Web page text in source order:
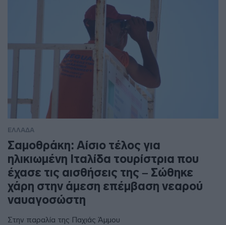
ΕΛΛΑΔΑ
Σαμοθράκη: Αίσιο τέλος για
ηλικιωμένη Ιταλίδα τουρίστρια που
έχασε τις αισθήσεις της – Σώθηκε
χάρη στην άμεση επέμβαση νεαρού
ναυαγοσώστη
Στην παραλία της Παχιάς Άμμου